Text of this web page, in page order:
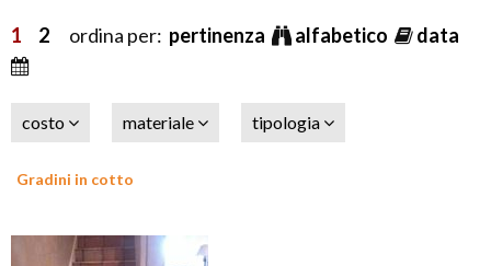
1 2 ordina per: pertinenza alfabetico data
costo materiale tipologia
Gradini in cotto